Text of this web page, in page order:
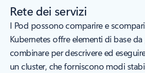
Rete dei servizi
I Pod possono comparire e
Kubernetes offre elementi di base
combinare per descrivere ed
un cluster, che forniscono modi